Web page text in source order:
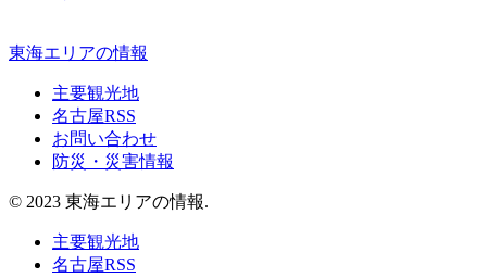
東海エリアの情報
主要観光地
名古屋RSS
お問い合わせ
防災・災害情報
© 2023 東海エリアの情報.
主要観光地
名古屋RSS